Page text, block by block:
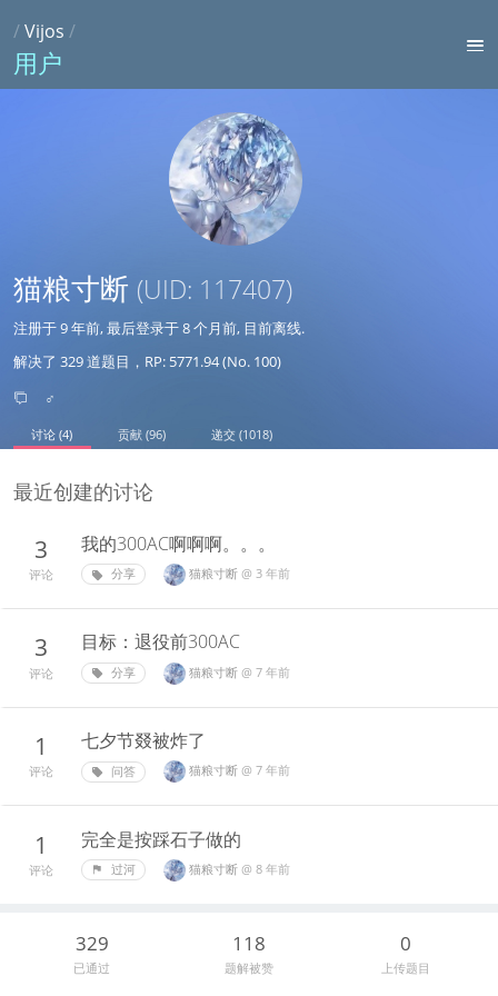
/Vijos /
用户
猫粮寸断 (UID: 117407)
注册于9 年前, 最后登录于8 个月前, 目前离线.
解决了 329 道题目，RP: 5771.94 (No. 100)
♂
讨论 (4) 贡献 (96) 递交 (1018)
最近创建的讨论
3
评论
我的300AC啊啊啊。。。
分享 猫粮寸断 @ 3 年前
3
评论
目标：退役前300AC
分享 猫粮寸断 @ 7 年前
1
评论
七夕节叕被炸了
问答 猫粮寸断 @ 7 年前
1
评论
完全是按踩石子做的
过河 猫粮寸断 @ 8 年前
329
已通过
118
题解被赞
0
上传题目